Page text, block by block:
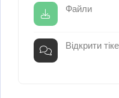
Файли
Відкрити